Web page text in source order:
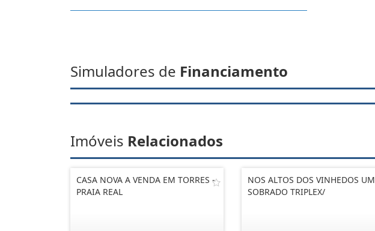
Simuladores de Financiamento
Imóveis Relacionados
CASA NOVA A VENDA EM TORRES -
PRAIA REAL
NOS ALTOS DOS VINHEDOS UM
SOBRADO TRIPLEX/